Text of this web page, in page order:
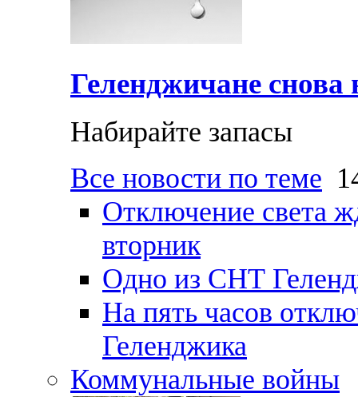
Геленджичане снова
Набирайте запасы
Все новости по теме
Отключение света
вторник
Одно из СНТ
На пять часов
Геленджика
Коммунальные войны